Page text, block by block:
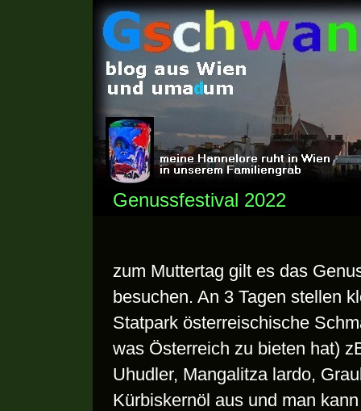
Genussfestival 2022
zum Muttertag gilt es das
besuchen. An 3 Tagen stellen
Statpark österreischische
was Österreich zu bieten hat)
Uhudler, Mangalitza lardo,
Kürbiskernöl aus und man